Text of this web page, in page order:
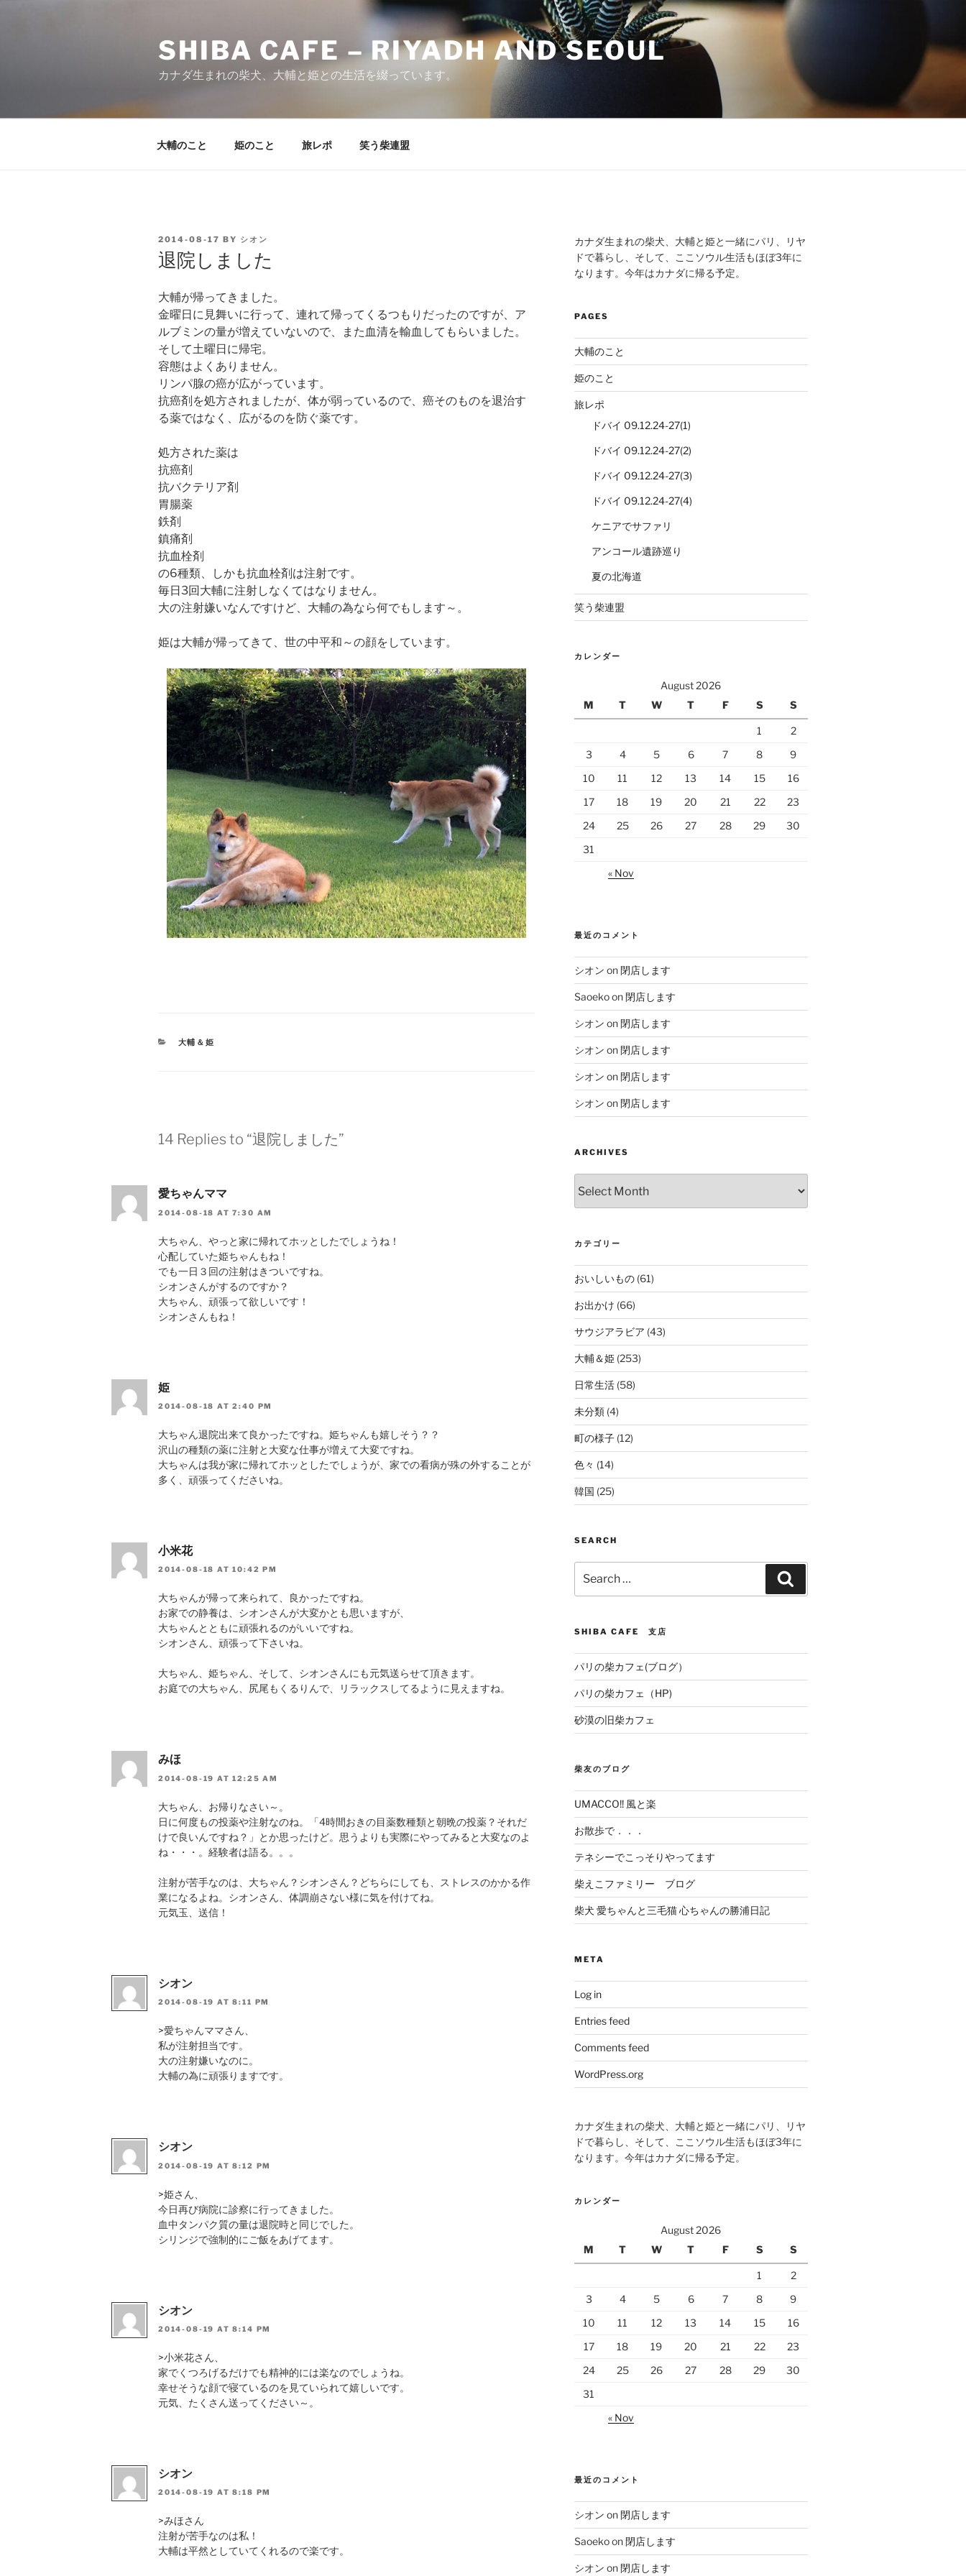
SHIBA CAFE – RIYADH AND SEOUL
カナダ生まれの柴犬、大輔と姫との生活を綴っています。
大輔のこと 姫のこと 旅レポ 笑う柴連盟
POSTED
ON
2014-08-17 BY シオン
退院しました
大輔が帰ってきました。
金曜日に見舞いに行って、連れて帰ってくるつもりだったのですが、ア
ルブミンの量が増えていないので、また血清を輸血してもらいました。
そして土曜日に帰宅。
容態はよくありません。
リンパ腺の癌が広がっています。
抗癌剤を処方されましたが、体が弱っているので、癌そのものを退治す
る薬ではなく、広がるのを防ぐ薬です。
処方された薬は
抗癌剤
抗バクテリア剤
胃腸薬
鉄剤
鎮痛剤
抗血栓剤
の6種類、しかも抗血栓剤は注射です。
毎日3回大輔に注射しなくてはなりません。
大の注射嫌いなんですけど、大輔の為なら何でもします～。
姫は大輔が帰ってきて、世の中平和～の顔をしています。
CATEGORIES
大輔＆姫
14 Replies to “退院しました”
愛ちゃんママ
2014-08-18 AT 7:30 AM
大ちゃん、やっと家に帰れてホッとしたでしょうね！
心配していた姫ちゃんもね！
でも一日３回の注射はきついですね。
シオンさんがするのですか？
大ちゃん、頑張って欲しいです！
シオンさんもね！
姫
2014-08-18 AT 2:40 PM
大ちゃん退院出来て良かったですね。姫ちゃんも嬉しそう？？
沢山の種類の薬に注射と大変な仕事が増えて大変ですね。
大ちゃんは我が家に帰れてホッとしたでしょうが、家での看病が殊の外することが
多く、頑張ってくださいね。
小米花
2014-08-18 AT 10:42 PM
大ちゃんが帰って来られて、良かったですね。
お家での静養は、シオンさんが大変かとも思いますが、
大ちゃんとともに頑張れるのがいいですね。
シオンさん、頑張って下さいね。
大ちゃん、姫ちゃん、そして、シオンさんにも元気送らせて頂きます。
お庭での大ちゃん、尻尾もくるりんで、リラックスしてるように見えますね。
みほ
2014-08-19 AT 12:25 AM
大ちゃん、お帰りなさい～。
日に何度もの投薬や注射なのね。「4時間おきの目薬数種類と朝晩の投薬？それだ
けで良いんですね？」とか思ったけど。思うよりも実際にやってみると大変なのよ
ね・・・。経験者は語る。。。
注射が苦手なのは、大ちゃん？シオンさん？どちらにしても、ストレスのかかる作
業になるよね。シオンさん、体調崩さない様に気を付けてね。
元気玉、送信！
シオン
2014-08-19 AT 8:11 PM
>愛ちゃんママさん、
私が注射担当です。
大の注射嫌いなのに。
大輔の為に頑張りますです。
シオン
2014-08-19 AT 8:12 PM
>姫さん、
今日再び病院に診察に行ってきました。
血中タンパク質の量は退院時と同じでした。
シリンジで強制的にご飯をあげてます。
シオン
2014-08-19 AT 8:14 PM
>小米花さん、
家でくつろげるだけでも精神的には楽なのでしょうね。
幸せそうな顔で寝ているのを見ていられて嬉しいです。
元気、たくさん送ってください～。
シオン
2014-08-19 AT 8:18 PM
>みほさん
注射が苦手なのは私！
大輔は平然としていてくれるので楽です。
カナダ生まれの柴犬、大輔と姫と一緒にパリ、リヤ
ドで暮らし、そして、ここソウル生活もほぼ3年に
なります。今年はカナダに帰る予定。
PAGES
大輔のこと
姫のこと
旅レポ
ドバイ 09.12.24-27(1)
ドバイ 09.12.24-27(2)
ドバイ 09.12.24-27(3)
ドバイ 09.12.24-27(4)
ケニアでサファリ
アンコール遺跡巡り
夏の北海道
笑う柴連盟
カレンダー
August 2026
M
T W T F S S
1
2
3
4 5 6 7 8
9
10
11 12 13 14 15
16
17
18 19 20 21 22
23
24
25 26 27 28 29
30
31
« Nov
最近のコメント
シオン on閉店します
Saoekoon閉店します
シオン on閉店します
シオン on閉店します
シオン on閉店します
シオン on閉店します
ARCHIVES
カテゴリー
おいしいもの(61)
お出かけ (66)
サウジアラビア (43)
大輔＆姫(253)
日常生活(58)
未分類(4)
町の様子(12)
色々 (14)
韓国 (25)
SEARCH
for:
SHIBA CAFE 支店
パリの柴カフェ(ブログ）
パリの柴カフェ（HP)
砂漠の旧柴カフェ
柴友のブログ
UMACCO!! 風と楽
お散歩で．．．
テネシーでこっそりやってます
柴えこファミリー ブログ
柴犬 愛ちゃんと三毛猫 心ちゃんの勝浦日記
META
Log in
Entries feed
Comments feed
WordPress.org
カナダ生まれの柴犬、大輔と姫と一緒にパリ、リヤ
ドで暮らし、そして、ここソウル生活もほぼ3年に
なります。今年はカナダに帰る予定。
カレンダー
August 2026
M
T W T F S S
1
2
3
4 5 6 7 8
9
10
11 12 13 14 15
16
17
18 19 20 21 22
23
24
25 26 27 28 29
30
31
« Nov
最近のコメント
シオン on閉店します
Saoekoon閉店します
シオン on閉店します